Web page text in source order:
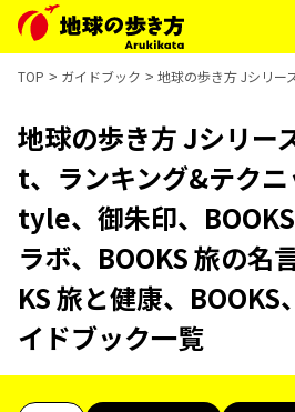
TOP ガイドブック 地球の歩き方 Jシリー
地球の歩き方 Jシリー
t、ランキング&テク
tyle、御朱印、
ラボ、BOOKS 旅の名
KS 旅と健康、
イドブック一覧